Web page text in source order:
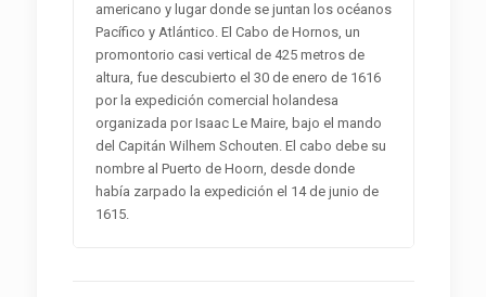
americano y lugar donde se juntan los océanos
Pacífico y Atlántico. El Cabo de Hornos, un
promontorio casi vertical de 425 metros de
altura, fue descubierto el 30 de enero de 1616
por la expedición comercial holandesa
organizada por Isaac Le Maire, bajo el mando
del Capitán Wilhem Schouten. El cabo debe su
nombre al Puerto de Hoorn, desde donde
había zarpado la expedición el 14 de junio de
1615.